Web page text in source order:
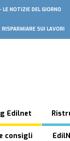
LE NOTIZIE DEL GIORNO
SUI LAVORI
Edilnet
consigli